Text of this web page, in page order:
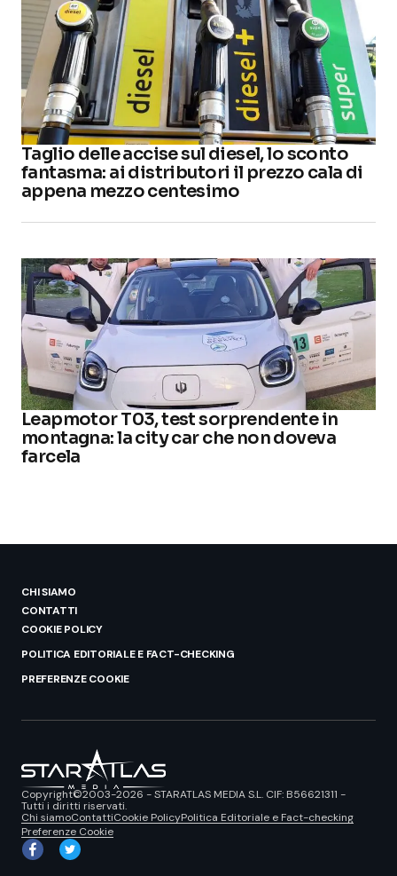
Taglio delle accise sul diesel, lo sconto
fantasma: ai distributori il prezzo cala di
appena mezzo centesimo
Leapmotor T03, test sorprendente in
montagna: la city car che non doveva
farcela
CHI SIAMO
CONTATTI
COOKIE POLICY
POLITICA EDITORIALE E FACT-CHECKING
PREFERENZE COOKIE
Copyright©2003-2026 - STARATLAS MEDIA S.L. CIF: B56621311 -
Tutti i diritti riservati.
Chi siamoContattiCookie PolicyPolitica Editoriale e Fact-checking
Preferenze Cookie